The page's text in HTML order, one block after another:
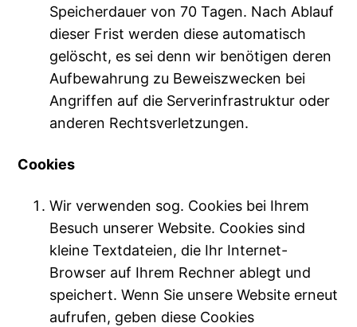
Speicherdauer von 70 Tagen. Nach Ablauf
dieser Frist werden diese automatisch
gelöscht, es sei denn wir benötigen deren
Aufbewahrung zu Beweiszwecken bei
Angriffen auf die Serverinfrastruktur oder
anderen Rechtsverletzungen.
Cookies
Wir verwenden sog. Cookies bei Ihrem
Besuch unserer Website. Cookies sind
kleine Textdateien, die Ihr Internet-
Browser auf Ihrem Rechner ablegt und
speichert. Wenn Sie unsere Website erneut
aufrufen, geben diese Cookies